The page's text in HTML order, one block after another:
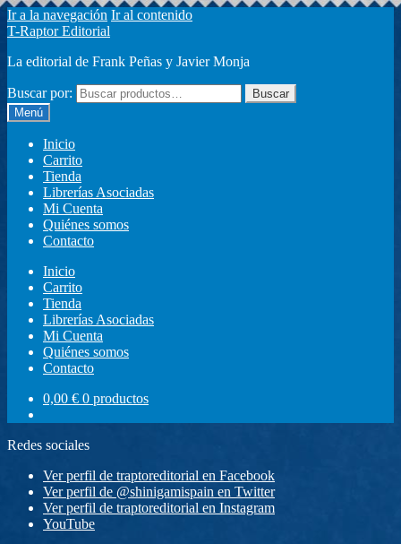
Ir a la navegación Ir al contenido
T-Raptor Editorial
La editorial de Frank Peñas y Javier Monja
Buscar por:
Buscar
Menú
Inicio
Carrito
Tienda
Librerías Asociadas
Mi Cuenta
Quiénes somos
Contacto
Inicio
Carrito
Tienda
Librerías Asociadas
Mi Cuenta
Quiénes somos
Contacto
0,00 € 0 productos
Redes sociales
Ver perfil de traptoreditorial en Facebook
Ver perfil de @shinigamispain en Twitter
Ver perfil de traptoreditorial en Instagram
YouTube